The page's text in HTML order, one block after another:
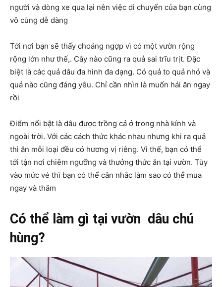
người và dòng xe qua lại nên việc di chuyển của bạn cùng
vô cùng dễ dàng
Tới nơi bạn sẽ thấy choáng ngợp vì có một vườn rộng
rộng lớn như thế,. Cây nào cũng ra quả sai trĩu trịt. Đặc
biệt là các quả dâu đa hình đa dạng. Có quả to quả nhỏ và
quả nào cũng đáng yêu. Chỉ cần nhìn là muốn hái ăn ngay
rồi
Điểm nổi bật là dâu được trồng cả ở trong nhà kính và
ngoài trời. Với các cách thức khác nhau nhưng khi ra quả
thì ăn mỗi loại đều có hương vị riêng. Vì thế, bạn có thể
tới tận nơi chiêm ngưỡng và thưởng thức ăn tại vườn. Tùy
vào mức vé thì bạn có thể cân nhắc làm sao có thể mua
ngay và thăm
Có thể làm gì tại vườn dâu chú
hùng?